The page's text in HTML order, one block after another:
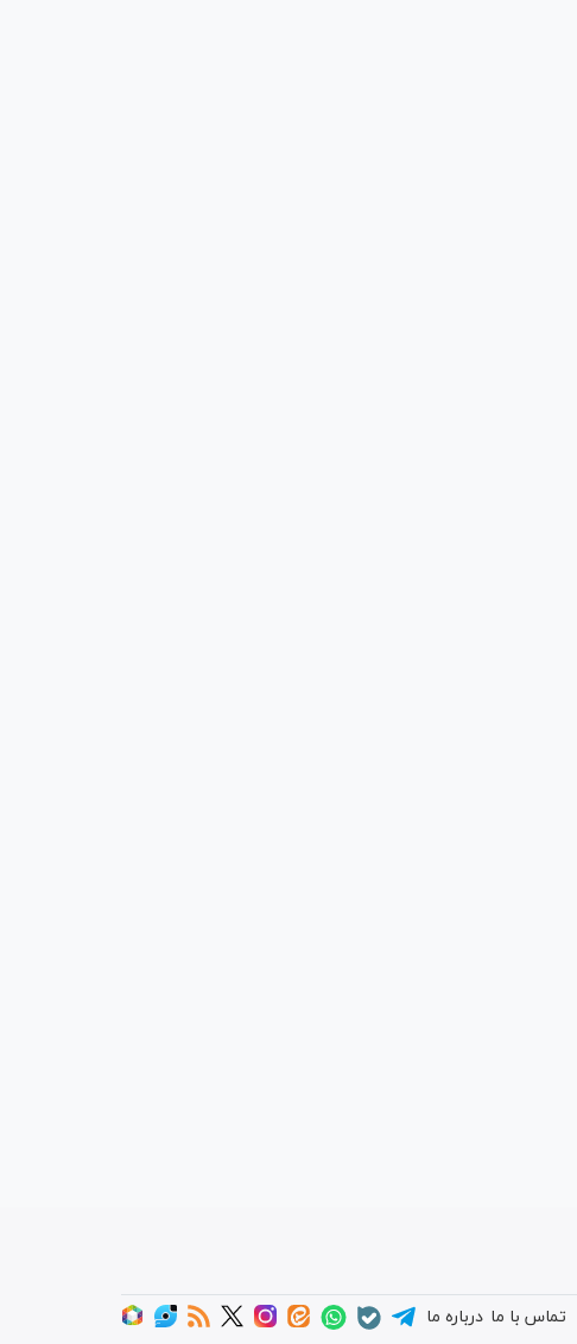
تماس با ما درباره ما